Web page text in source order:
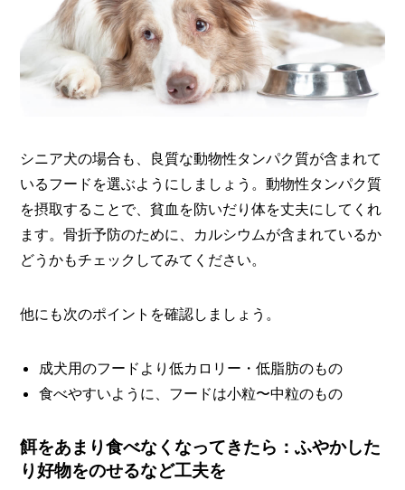
シニア犬の場合も、良質な動物性タンパク質が含まれて
いるフードを選ぶようにしましょう。動物性タンパク質
を摂取することで、貧血を防いだり体を丈夫にしてくれ
ます。骨折予防のために、カルシウムが含まれているか
どうかもチェックしてみてください。
他にも次のポイントを確認しましょう。
成犬用のフードより低カロリー・低脂肪のもの
食べやすいように、フードは小粒〜中粒のもの
餌をあまり食べなくなってきたら：ふやかした
り好物をのせるなど工夫を